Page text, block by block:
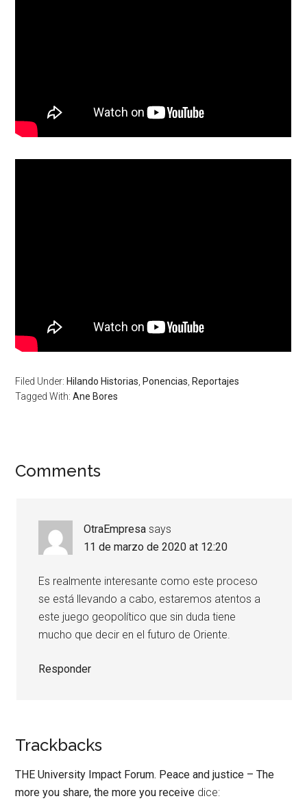
Filed Under: Hilando Historias, Ponencias, Reportajes
Tagged With:Ane Bores
Comments
OtraEmpresa says
11 de marzo de 2020 at 12:20
Es realmente interesante como este proceso
se está llevando a cabo, estaremos atentos a
este juego geopolítico que sin duda tiene
mucho que decir en el futuro de Oriente.
Responder
Trackbacks
THE University Impact Forum. Peace and justice – The
more you share, the more you receive dice: